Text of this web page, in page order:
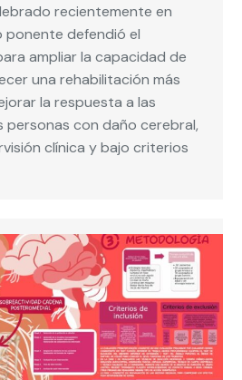
recientemente en
ponente defendió el
ampliar la capacidad de
una rehabilitación más
la respuesta a las
personas con daño cerebral,
clínica y bajo criterios